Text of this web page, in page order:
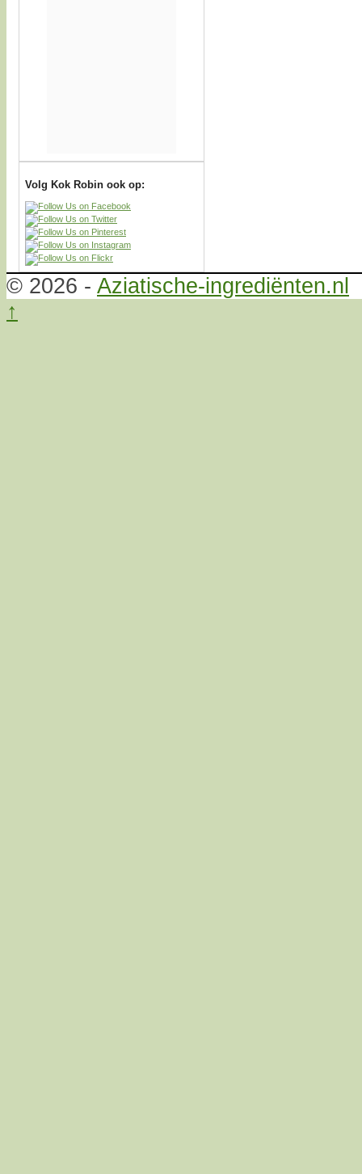
Volg Kok Robin ook op:
© 2026 - Aziatische-ingrediënten.nl
↑